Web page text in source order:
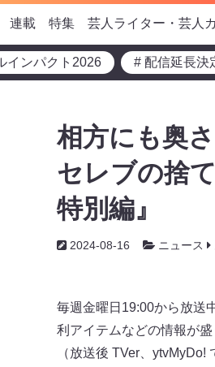
連載 特集 芸人ライター・芸人
インパクト2026 # 配信延長決
相方にも奥
セレブの捨
特別編』
2024-08-16 ニュース
毎週金曜日19:00から放送
利アイテムなどの情報が
（放送後 TVer、ytvMyDo!